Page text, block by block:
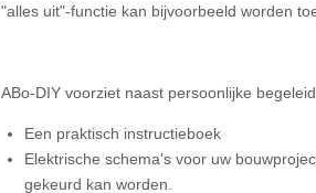
"alles uit"-functie kan bijvoorbeeld worden
ABo-DIY voorziet naast persoonlijke
Een praktisch instructieboek
Elektrische schema's voor uw
gekeurd kan worden.